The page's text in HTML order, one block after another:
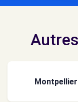
Montpellier